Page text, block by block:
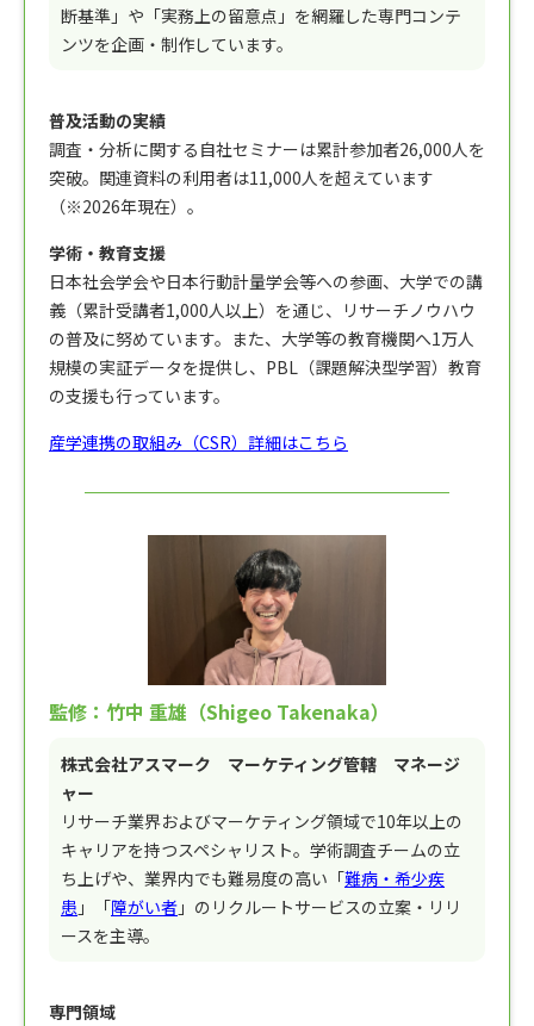
断基準」や「実務上の留意点」を網羅した専門コンテ
ンツを企画・制作しています。
普及活動の実績
調査・分析に関する自社セミナーは累計参加者26,000人を
突破。関連資料の利用者は11,000人を超えています
（※2026年現在）。
学術・教育支援
日本社会学会や日本行動計量学会等への参画、大学での講
義（累計受講者1,000人以上）を通じ、リサーチノウハウ
の普及に努めています。また、大学等の教育機関へ1万人
規模の実証データを提供し、PBL（課題解決型学習）教育
の支援も行っています。
産学連携の取組み（CSR）詳細はこちら
監修：竹中 重雄（Shigeo Takenaka）
株式会社アスマーク マーケティング管轄 マネージ
ャー
リサーチ業界およびマーケティング領域で10年以上の
キャリアを持つスペシャリスト。学術調査チームの立
ち上げや、業界内でも難易度の高い「難病・希少疾
患 」「障がい者 」のリクルートサービスの立案・リリ
ースを主導。
専門領域